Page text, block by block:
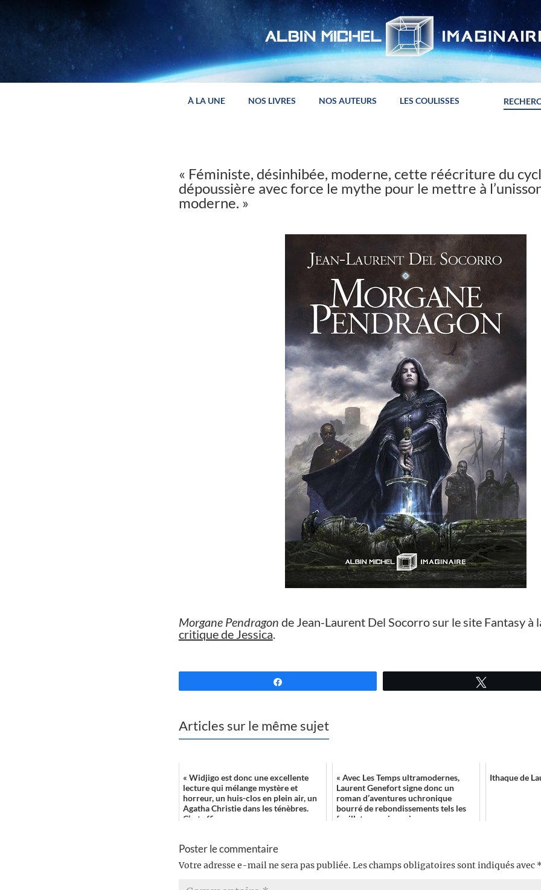
À LA UNE NOS LIVRES NOS AUTEURS LES COULISSES
« Féministe, désinhibée, moderne, cette réécriture du
dépoussière avec force le mythe pour le mettre à
moderne. »
Morgane Pendragon de Jean-Laurent Del Socorro sur le site Fantasy à
critique de Jessica.
Articles sur le même sujet
« Widjigo est donc une excellente
lecture qui mélange mystère et
horreur, un huis-clos en plein air, un
Agatha Christie dans les ténèbres.
C’est effic...
« Avec Les Temps ultramodernes,
Laurent Genefort signe donc un
roman d’aventures uchronique
bourré de rebondissements tels les
feuilletons qui paraiss...
Ithaque de
Poster le commentaire
Votre adresse e-mail ne sera pas publiée. Les champs obligatoires sont indiqués avec